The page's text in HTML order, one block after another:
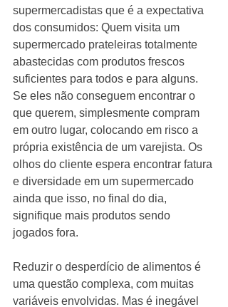
supermercadistas que é a expectativa
dos consumidos: Quem visita um
supermercado prateleiras totalmente
abastecidas com produtos frescos
suficientes para todos e para alguns.
Se eles não conseguem encontrar o
que querem, simplesmente compram
em outro lugar, colocando em risco a
própria existência de um varejista. Os
olhos do cliente espera encontrar fatura
e diversidade em um supermercado
ainda que isso, no final do dia,
signifique mais produtos sendo
jogados fora.
Reduzir o desperdício de alimentos é
uma questão complexa, com muitas
variáveis envolvidas. Mas é inegável